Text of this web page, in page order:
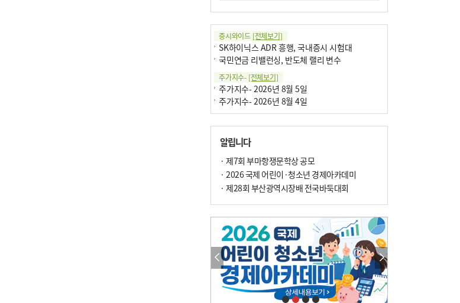
증시와이드 [전체보기]
SK하이닉스 ADR 흥행, 국내증시 시험대
국민연금 리밸런싱, 반도체 랠리 변수
주가지수- [전체보기]
주가지수- 2026년 8월 5일
주가지수- 2026년 8월 4일
알립니다
· 제7회 부마항쟁문학상 공모
· 2026 국제 어린이·청소년 경제아카데미
· 제28회 부산광역시장배 전국바둑대회